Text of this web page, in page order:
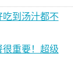
吃到汤汁都不
很重要！超级